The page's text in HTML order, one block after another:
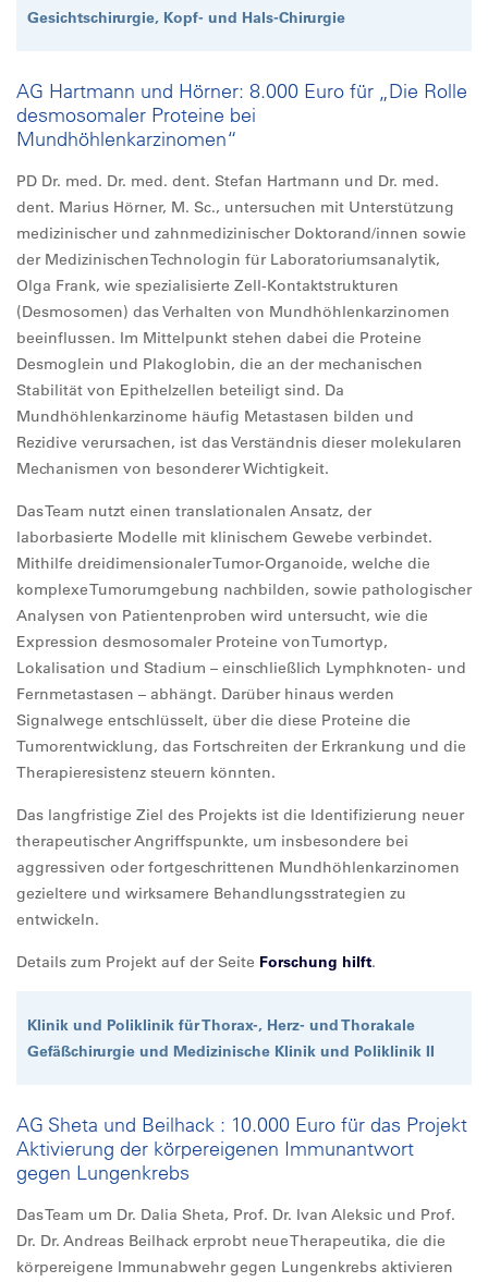
Gesichtschirurgie, Kopf- und Hals-Chirurgie
AG Hartmann und Hörner: 8.000 Euro für „Die Rolle
desmosomaler Proteine bei
Mundhöhlenkarzinomen“
PD Dr. med. Dr. med. dent. Stefan Hartmann und Dr. med.
dent. Marius Hörner, M. Sc., untersuchen mit Unterstützung
medizinischer und zahnmedizinischer Doktorand/innen sowie
der Medizinischen Technologin für Laboratoriumsanalytik,
Olga Frank, wie spezialisierte Zell-Kontaktstrukturen
(Desmosomen) das Verhalten von Mundhöhlenkarzinomen
beeinflussen. Im Mittelpunkt stehen dabei die Proteine
Desmoglein und Plakoglobin, die an der mechanischen
Stabilität von Epithelzellen beteiligt sind. Da
Mundhöhlenkarzinome häufig Metastasen bilden und
Rezidive verursachen, ist das Verständnis dieser molekularen
Mechanismen von besonderer Wichtigkeit.
Das Team nutzt einen translationalen Ansatz, der
laborbasierte Modelle mit klinischem Gewebe verbindet.
Mithilfe dreidimensionaler Tumor-Organoide, welche die
komplexe Tumorumgebung nachbilden, sowie pathologischer
Analysen von Patientenproben wird untersucht, wie die
Expression desmosomaler Proteine von Tumortyp,
Lokalisation und Stadium – einschließlich Lymphknoten- und
Fernmetastasen – abhängt. Darüber hinaus werden
Signalwege entschlüsselt, über die diese Proteine die
Tumorentwicklung, das Fortschreiten der Erkrankung und die
Therapieresistenz steuern könnten.
Das langfristige Ziel des Projekts ist die Identifizierung neuer
therapeutischer Angriffspunkte, um insbesondere bei
aggressiven oder fortgeschrittenen Mundhöhlenkarzinomen
gezieltere und wirksamere Behandlungsstrategien zu
entwickeln.
Details zum Projekt auf der Seite Forschung hilft.
Klinik und Poliklinik für Thorax-, Herz- und Thorakale
Gefäßchirurgie und Medizinische Klinik und Poliklinik II
AG Sheta und Beilhack : 10.000 Euro für das Projekt
Aktivierung der körpereigenen Immunantwort
gegen Lungenkrebs
Das Team um Dr. Dalia Sheta, Prof. Dr. Ivan Aleksic und Prof.
Dr. Dr. Andreas Beilhack erprobt neue Therapeutika, die die
körpereigene Immunabwehr gegen Lungenkrebs aktivieren